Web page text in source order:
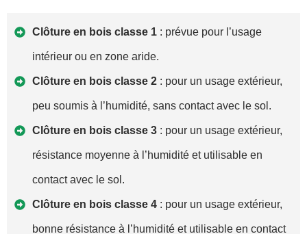
Clôture en bois classe 1 : prévue pour l’usage
intérieur ou en zone aride.
Clôture en bois classe 2 : pour un usage extérieur,
peu soumis à l’humidité, sans contact avec le sol.
Clôture en bois classe 3 : pour un usage extérieur,
résistance moyenne à l’humidité et utilisable en
contact avec le sol.
Clôture en bois classe 4 : pour un usage extérieur,
bonne résistance à l’humidité et utilisable en contact